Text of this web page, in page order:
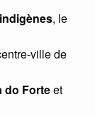
, le
ville de
do Forteet